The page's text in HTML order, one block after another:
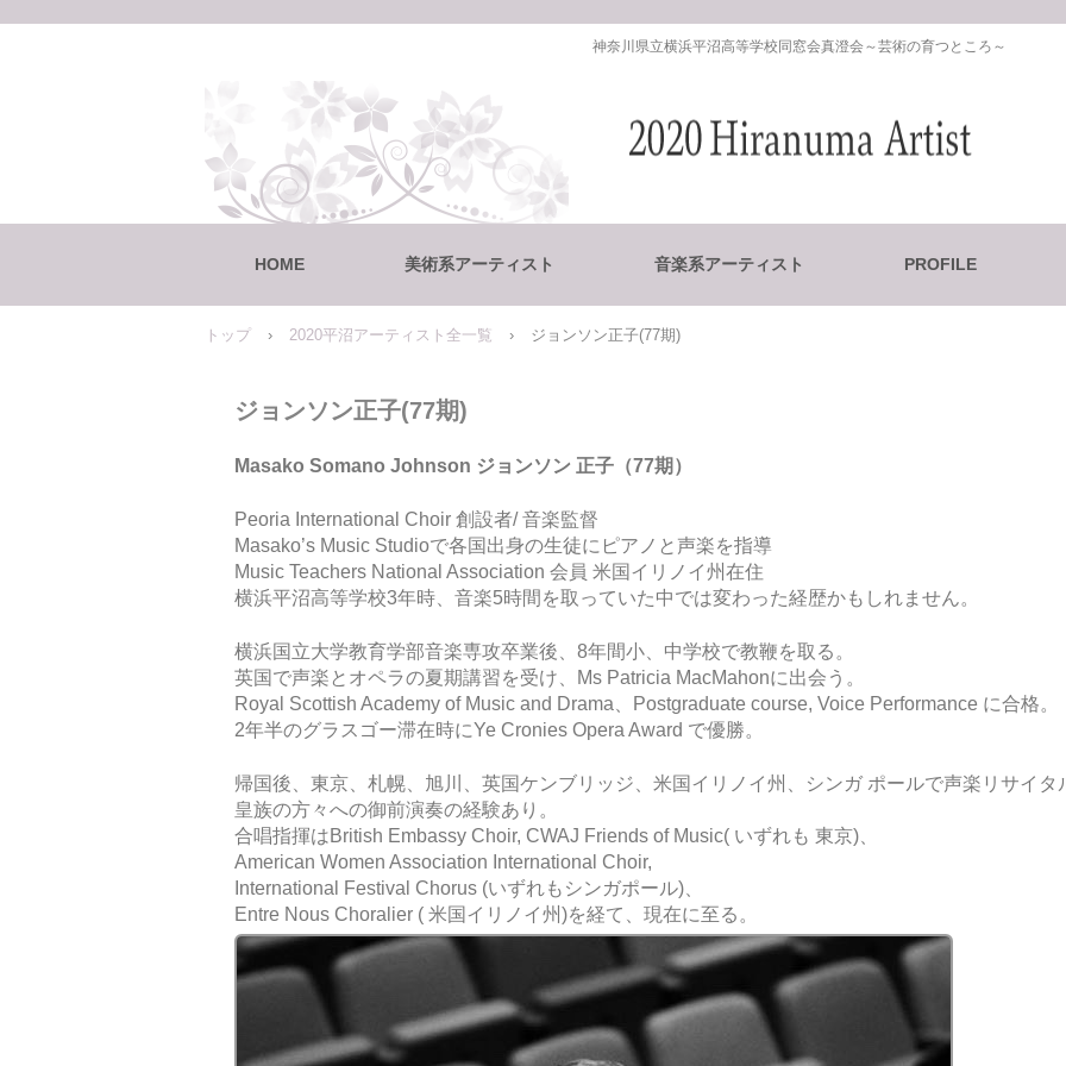
神奈川県立横浜平沼高等学校同窓会真澄会～芸術の育つところ～
HOME 美術系アーティスト 音楽系アーティスト PROFILE
トップ › 2020平沼アーティスト全一覧 › ジョンソン正子(77期)
ジョンソン正子(77期)
Masako Somano Johnson ジョンソン 正子（77期）
Peoria International Choir 創設者/ 音楽監督
Masako’s Music Studioで各国出身の生徒にピアノと声楽を指導
Music Teachers National Association 会員 米国イリノイ州在住
横浜平沼高等学校3年時、音楽5時間を取っていた中では変わった経歴かもしれません。
横浜国立大学教育学部音楽専攻卒業後、8年間小、中学校で教鞭を取る。
英国で声楽とオペラの夏期講習を受け、Ms Patricia MacMahonに出会う。
Royal Scottish Academy of Music and Drama、Postgraduate course, Voice Performance に合格。
2年半のグラスゴー滞在時にYe Cronies Opera Award で優勝。
帰国後、東京、札幌、旭川、英国ケンブリッジ、米国イリノイ州、シンガ ポールで声楽リサイタ
皇族の方々への御前演奏の経験あり。
合唱指揮はBritish Embassy Choir, CWAJ Friends of Music( いずれも 東京)、
American Women Association International Choir,
International Festival Chorus (いずれもシンガポール)
Entre Nous Choralier ( 米国イリノイ州)を経て、現在に至る。